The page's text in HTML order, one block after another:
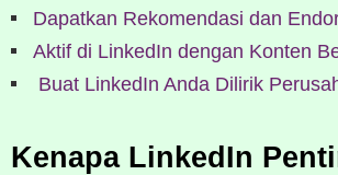
Dapatkan Rekomendasi dan
Aktif di LinkedIn dengan Konten
Buat LinkedIn Anda Dilirik
Kenapa LinkedIn